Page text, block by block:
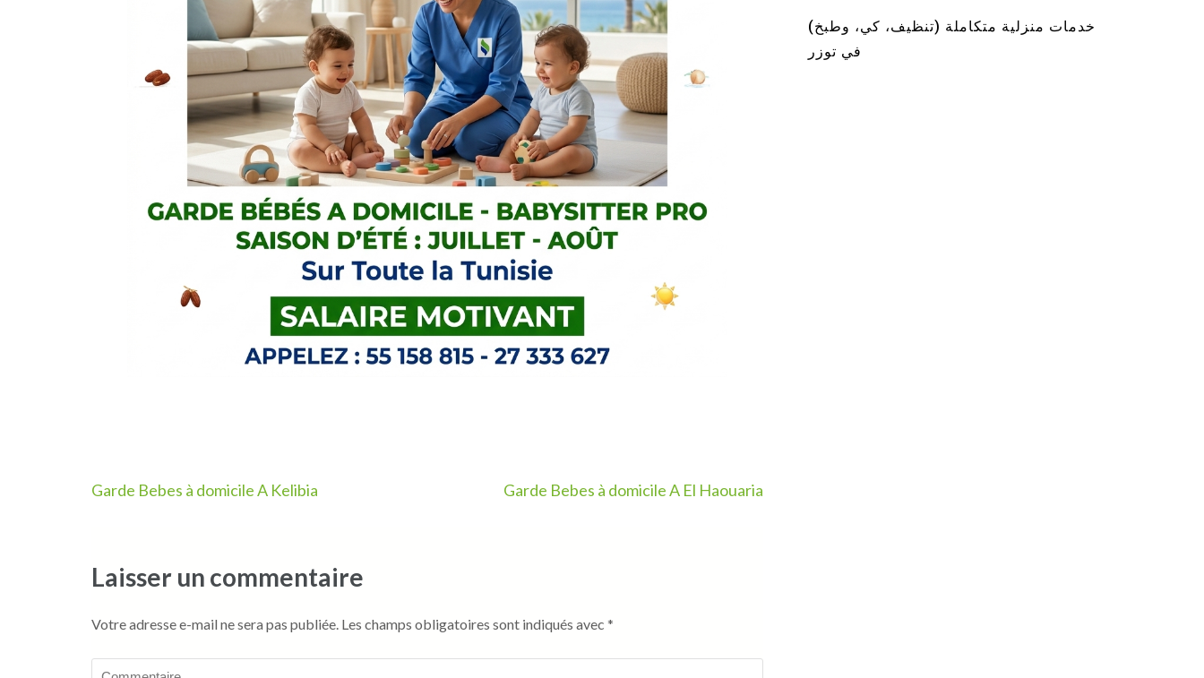
Navigation
Garde Bebes à domicile A Kelibia Garde Bebes à domicile A El Haouaria
Laisser un commentaire
Votre adresse e-mail ne sera pas publiée. Les champs obligatoires sont indiqués avec *
Commentaire
خدمات منزلية متكاملة (تنظيف، كي، وطبخ)
في توزر